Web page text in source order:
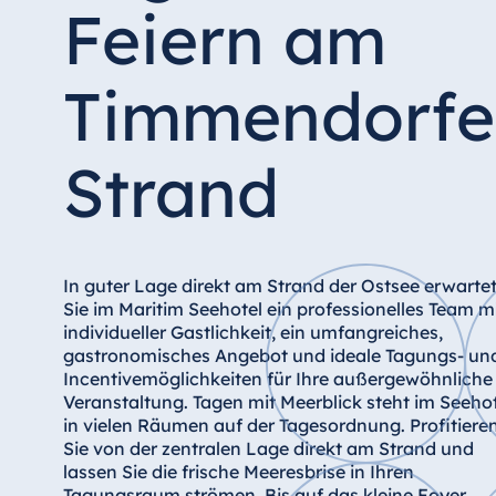
Hotel Düsseldorf
Hotel Frankfurt
Airport Hotel Hannover
Hotel Ingolstadt
Hotel Bellevue Kiel
Hotel Köln
Hotel Magdeburg
Hotel München
Hotel Stuttgart
Seehotel Timmendorfer Strand
TitiseeHotel Titisee-Neustadt
Strandhotel Travemünde
Hotel Ulm
Feiern am
Strand
In guter Lage direkt am Strand der Ostsee erwartet
Sie im Maritim Seehotel ein professionelles Team
individueller Gastlichkeit, ein umfangreiches,
gastronomisches Angebot und ideale Tagungs-
Incentivemöglichkeiten für Ihre außergewöhnliche
Veranstaltung. Tagen mit Meerblick steht im
in vielen Räumen auf der Tagesordnung.
Sie von der zentralen Lage direkt am Strand und
lassen Sie die frische Meeresbrise in Ihren